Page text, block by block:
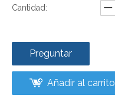
Cantidad:
Preguntar
Añadir al carrito